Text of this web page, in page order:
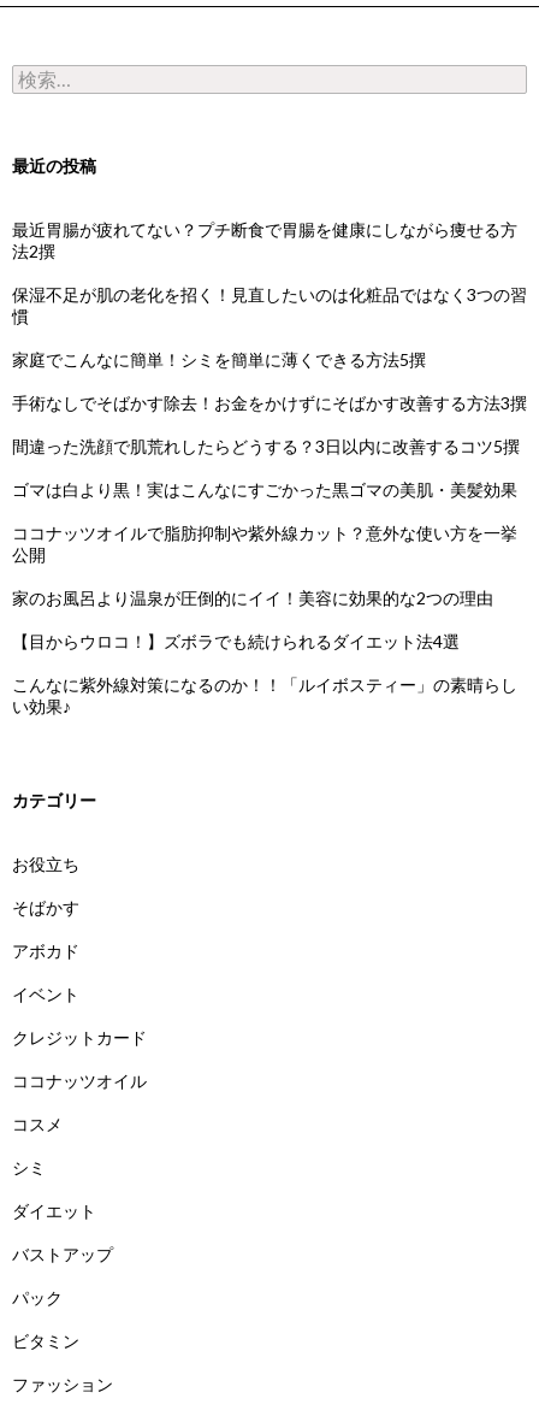
検索:
最近の投稿
最近胃腸が疲れてない？プチ断食で胃腸を健康にしながら痩せる方
法2撰
保湿不足が肌の老化を招く！見直したいのは化粧品ではなく3つの習
慣
家庭でこんなに簡単！シミを簡単に薄くできる方法5撰
手術なしでそばかす除去！お金をかけずにそばかす改善する方法3撰
間違った洗顔で肌荒れしたらどうする？3日以内に改善するコツ5撰
ゴマは白より黒！実はこんなにすごかった黒ゴマの美肌・美髪効果
ココナッツオイルで脂肪抑制や紫外線カット？意外な使い方を一挙
公開
家のお風呂より温泉が圧倒的にイイ！美容に効果的な2つの理由
【目からウロコ！】ズボラでも続けられるダイエット法4選
こんなに紫外線対策になるのか！！「ルイボスティー」の素晴らし
い効果♪
カテゴリー
お役立ち
そばかす
アボカド
イベント
クレジットカード
ココナッツオイル
コスメ
シミ
ダイエット
バストアップ
パック
ビタミン
ファッション